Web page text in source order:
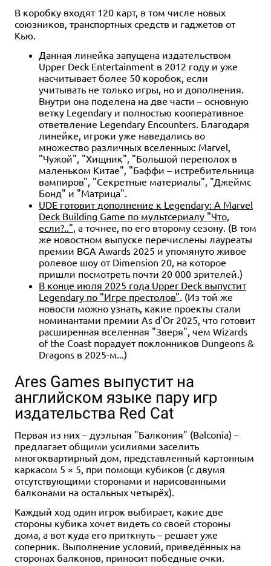
2 отзыва
В коробку входят 120 карт, в том числе новых
союзников, транспортных средств и гаджетов от
Кью.
Данная линейка запущена издательством
Upper Deck Entertainment в 2012 году и уже
насчитывает более 50 коробок, если
учитывать не только игры, но и дополнения.
Внутри она поделена на две части – основную
ветку Legendary и полностью кооперативное
ответвление Legendary Encounters. Благодаря
линейке, игроки уже наведались во
множество различных вселенных: Marvel,
"Чужой", "Хищник", "Большой переполох в
маленьком Китае", "Баффи – истребительница
вампиров", "Секретные материалы", "Джеймс
Бонд" и "Матрица".
UDE готовит дополнение к Legendary: A Marvel
Deck Building Game по мультсериалу "Что,
если?..", а точнее, по его второму сезону. (В том
же новостном выпуске перечислены лауреаты
премии BGA Awards 2025 и упомянуто живое
ролевое шоу от Dimension 20, на которое
пришли посмотреть почти 20 000 зрителей.)
В конце июля 2025 года Upper Deck выпустит
Legendary по "Игре престолов". (Из той же
новости можно узнать, какие проекты стали
номинантами премии As d'Or 2025, что готовит
расширенная вселенная "Зверя", чем Wizards
of the Coast порадует поклонников Dungeons &
Dragons в 2025-м...)
Ares Games выпустит на
английском языке пару игр
издательства Red Cat
Первая из них – дуэльная "Балкония" (Balconia) –
предлагает общими усилиями заселить
многоквартирный дом, представленный картонным
каркасом 5 × 5, при помощи кубиков (с двумя
отсутствующими сторонами и нарисованными
балконами на остальных четырёх).
Каждый ход один игрок выбирает, какие две
стороны кубика хочет видеть со своей стороны
дома, а вот куда его приткнуть – решает уже
соперник. Выполнение условий, приведённых на
сторонах балконов, приносит победные очки.